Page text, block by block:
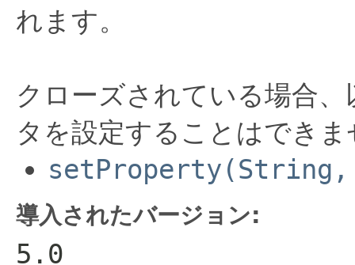
れます。
クローズされている場合
タを設定することはできま
導入されたバージョン:
5.0